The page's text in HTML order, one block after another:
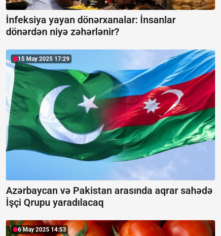
İnfeksiya yayan dönərxanalar: İnsanlar
dönərdən niyə zəhərlənir?
15 May 2025 17:29
Azərbaycan və Pakistan arasında aqrar sahədə
İşçi Qrupu yaradılacaq
6 May 2025 14:53